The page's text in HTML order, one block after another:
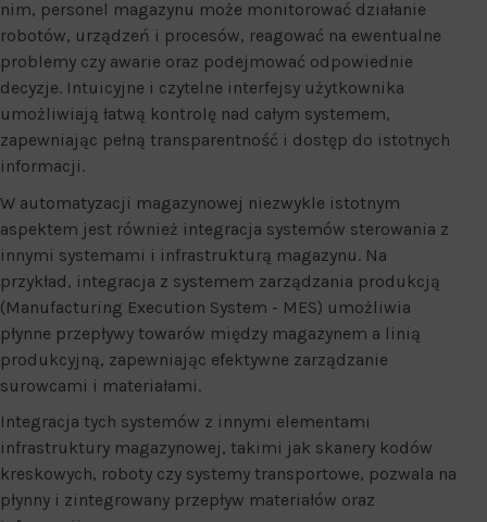
nim, personel magazynu może monitorować działanie
robotów, urządzeń i procesów, reagować na ewentualne
problemy czy awarie oraz podejmować odpowiednie
decyzje. Intuicyjne i czytelne interfejsy użytkownika
umożliwiają łatwą kontrolę nad całym systemem,
zapewniając pełną transparentność i dostęp do istotnych
informacji.
W automatyzacji magazynowej niezwykle istotnym
aspektem jest również integracja systemów sterowania z
innymi systemami i infrastrukturą magazynu. Na
przykład, integracja z systemem zarządzania produkcją
(Manufacturing Execution System - MES) umożliwia
płynne przepływy towarów między magazynem a linią
produkcyjną, zapewniając efektywne zarządzanie
surowcami i materiałami.
Integracja tych systemów z innymi elementami
infrastruktury magazynowej, takimi jak skanery kodów
kreskowych, roboty czy systemy transportowe, pozwala na
płynny i zintegrowany przepływ materiałów oraz